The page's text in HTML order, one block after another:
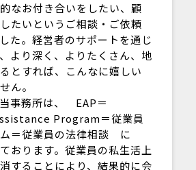
なお付き合いをしたい、顧
たいというご相談・ご依頼
た。経営者のサポートを通じ
より深く、よりたくさん、地
とすれば、こんなに嬉しい
ん。
事務所は、 EAP＝
Program＝従業員
＝従業員の法律相談 に
おります。従業員の私生活上
することにより、結果的に会